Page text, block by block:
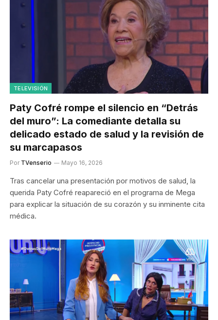
TELEVISIÓN
Paty Cofré rompe el silencio en “Detrás
del muro”: La comediante detalla su
delicado estado de salud y la revisión de
su marcapasos
Por TVenserio Mayo 16, 2026
Tras cancelar una presentación por motivos de salud, la
querida Paty Cofré reapareció en el programa de Mega
para explicar la situación de su corazón y su inminente cita
médica.